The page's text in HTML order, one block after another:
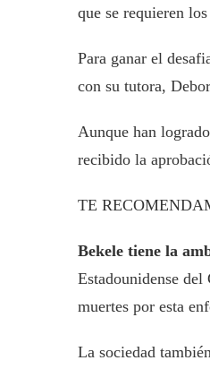
que se requieren
Para ganar el
con su tutora,
Aunque han
recibido la
TE
Bekele tiene la
Estadounidense
muertes por esta
La sociedad